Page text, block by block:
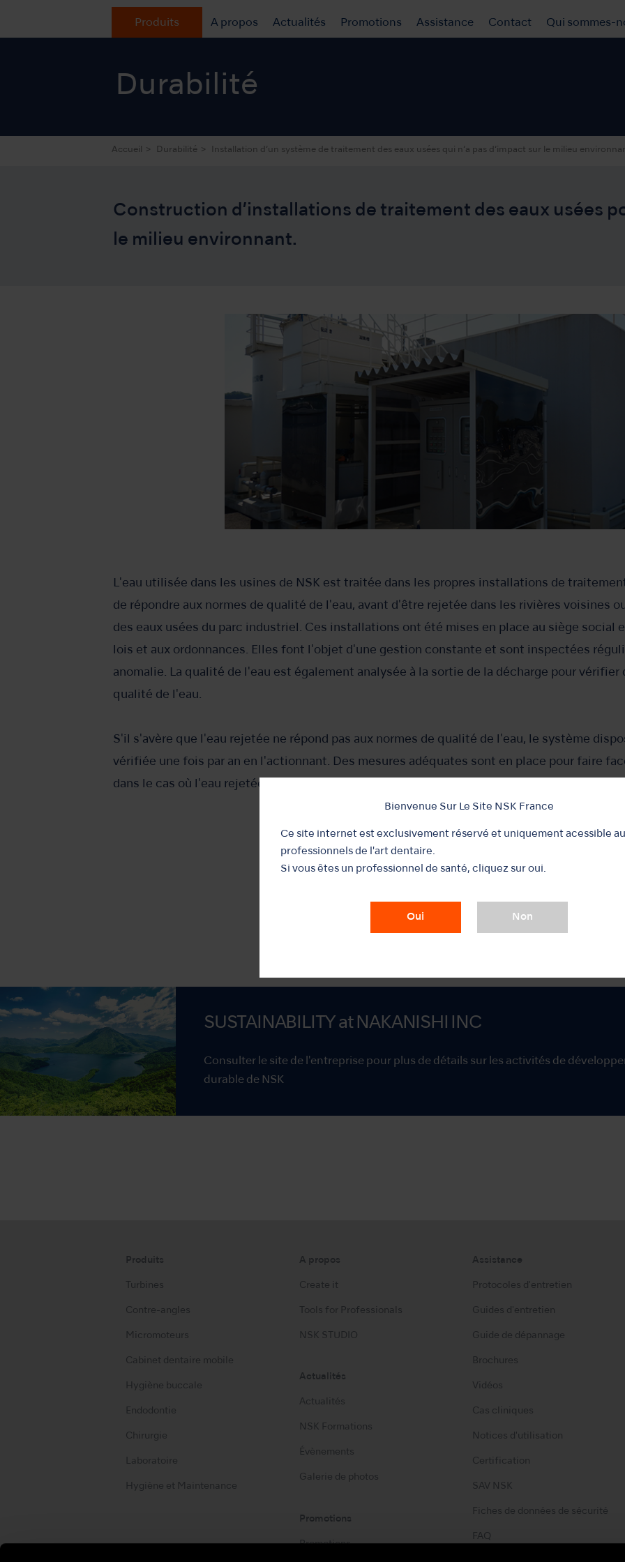
Bienvenue Sur Le Site NSK France
Ce site internet est exclusivement réservé et uniquement acessible
professionnels de l'art dentaire.
Si vous êtes un professionnel de santé, cliquez sur oui.
Oui Non
Produits A propos Actualités Promotions Assistance Contact Qui sommes-
Durabilité
Accueil Durabilité Installation d‘un système de traitement des eaux usées qui n‘a pas d‘impact sur le milieu
Construction d’installations de traitement des eaux usées
le milieu environnant.
L'eau utilisée dans les usines de NSK est traitée dans les propres installations de
de répondre aux normes de qualité de l'eau, avant d'être rejetée dans les rivières voisines
des eaux usées du parc industriel. Ces installations ont été mises en place au siège social
lois et aux ordonnances. Elles font l'objet d'une gestion constante et sont inspectées
anomalie. La qualité de l'eau est également analysée à la sortie de la décharge pour vérifier
qualité de l'eau.
S'il s'avère que l'eau rejetée ne répond pas aux normes de qualité de l'eau, le système
vérifiée une fois par an en l'actionnant. Des mesures adéquates sont en place pour faire
dans le cas où l'eau rejetée ne répondrait pas aux normes de qualité requises.
SUSTAINABILITY at NAKANISHI INC
Consulter le site de l'entreprise pour plus de détails sur les activités de
durable de NSK
Produits
Turbines
Contre-angles
Micromoteurs
Cabinet dentaire mobile
Hygiène buccale
Endodontie
Chirurgie
Laboratoire
Hygiène et Maintenance
A propos
Create it
Tools for Professionals
NSK STUDIO
Actualités
Actualités
NSK Formations
Évènements
Galerie de photos
Promotions
Promotions
Assistance
Protocoles d'entretien
Guides d'entretien
Guide de dépannage
Brochures
Vidéos
Cas cliniques
Notices d'utilisation
Certification
SAV NSK
Fiches de données de sécurité
FAQ